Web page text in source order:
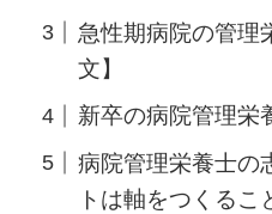
急性期病院の管理
文】
新卒の病院管理栄
病院管理栄養士の
トは軸をつくるこ